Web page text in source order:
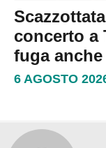
concerto a
fuga
6 AGOSTO